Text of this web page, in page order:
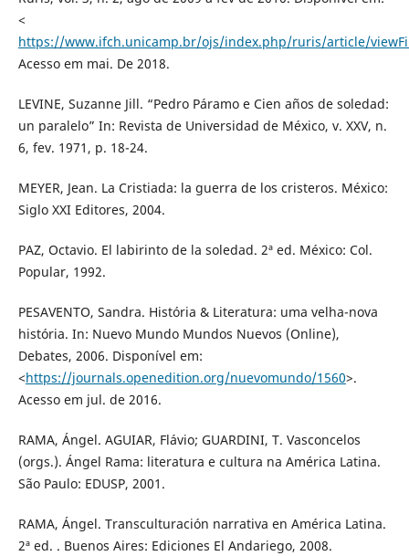
<
https://www.ifch.unicamp.br/ojs/index.php/ruris/article/
Acesso em mai. De 2018.
LEVINE, Suzanne Jill. “Pedro Páramo e Cien años de soledad:
un paralelo” In: Revista de Universidad de México, v. XXV, n.
6, fev. 1971, p. 18-24.
MEYER, Jean. La Cristiada: la guerra de los cristeros. México:
Siglo XXI Editores, 2004.
PAZ, Octavio. El labirinto de la soledad. 2ª ed. México: Col.
Popular, 1992.
PESAVENTO, Sandra. História & Literatura: uma velha-nova
história. In: Nuevo Mundo Mundos Nuevos (Online),
Debates, 2006. Disponível em:
<https://journals.openedition.org/nuevomundo/1560>.
Acesso em jul. de 2016.
RAMA, Ángel. AGUIAR, Flávio; GUARDINI, T. Vasconcelos
(orgs.). Ángel Rama: literatura e cultura na América Latina.
São Paulo: EDUSP, 2001.
RAMA, Ángel. Transculturación narrativa en América Latina.
2ª ed. . Buenos Aires: Ediciones El Andariego, 2008.